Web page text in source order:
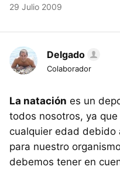
29 Julio 2009
Delgado
Colaborador
La natación es un
todos nosotros, ya
cualquier edad debido
para nuestro
debemos tener en